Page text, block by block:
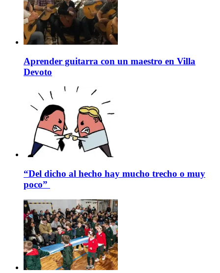
Aprender guitarra con un maestro en Villa
Devoto
“Del dicho al hecho hay mucho trecho o muy
poco”